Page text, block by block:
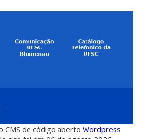
CMS de código abertoWordpress